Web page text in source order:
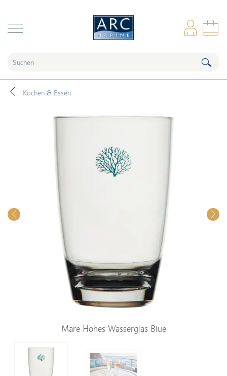
Kochen & Essen
Mare Hohes Wasserglas Blue